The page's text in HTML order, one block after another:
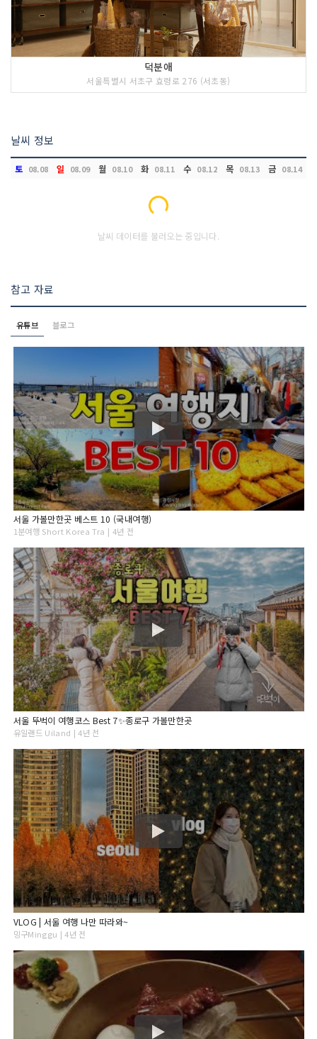
덕분애
서울특별시 서초구 효령로 276 (서초동)
날씨 정보
토 08.08 일 08.09 월 08.10 화 08.11 수 08.12 목 08.13 금 08.14
Loading...
날씨 데이터를 불러오는 중입니다.
참고 자료
유튜브 블로그
서울 가볼만한곳 베스트 10 (국내여행)
1분여행 Short Korea Tra | 4년 전
서울 뚜벅이 여행코스 Best 7✨종로구 가볼만한곳
유일랜드 Uiland | 4년 전
VLOG | 서울 여행 나만 따라와~
밍구Minggu | 4년 전